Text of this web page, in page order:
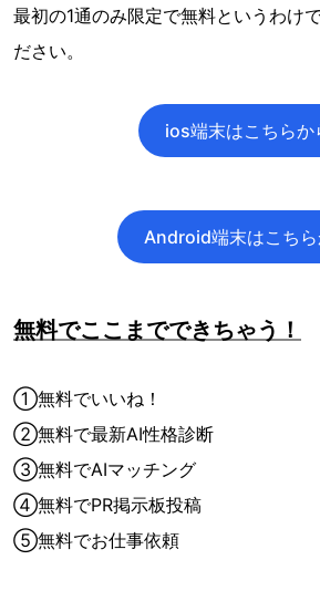
最初の1通のみ限定で無料というわけ
ださい。
ios端末はこちらか
Android端末はこちら
無料でここまでできちゃう！
①無料でいいね！
②無料で最新AI性格診断
③無料でAIマッチング
④無料でPR掲示板投稿
⑤無料でお仕事依頼